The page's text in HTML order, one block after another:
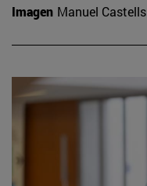
Imagen Manuel Castells